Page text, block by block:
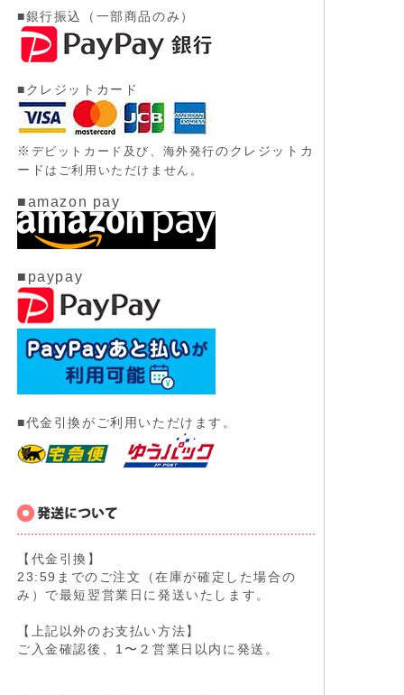
■銀行振込（一部商品のみ）
■クレジットカード
※ デビットカード及び、 海外発行のクレジットカ
ード はご利用いただけません。
■amazon pay
■paypay
■代金引換がご利用いただけます。
【代金引換】
23:59までのご注文（在庫が確定した場合の
み）で最短翌営業日に発送いたします。
【上記以外のお支払い方法】
ご入金確認後、1〜２営業日以内に発送。